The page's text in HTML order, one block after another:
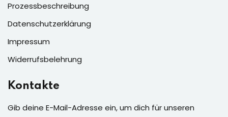
Prozessbeschreibung
Datenschutzerklärung
Impressum
Widerrufsbelehrung
Kontakte
Gib deine E-Mail-Adresse ein, um dich für unseren